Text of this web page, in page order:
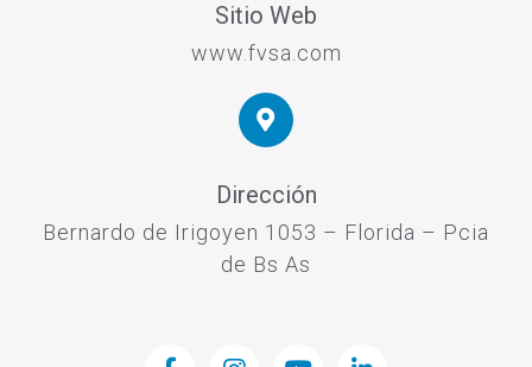
Sitio Web
www.fvsa.com
Dirección
Bernardo de Irigoyen 1053 – Florida – Pcia
de Bs As